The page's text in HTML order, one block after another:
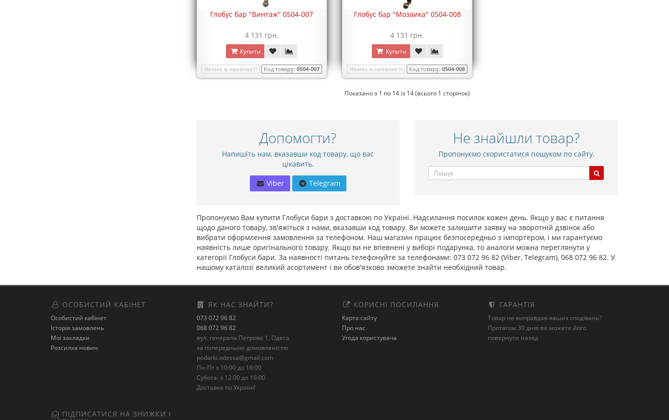
Глобус бар "Винтаж" 0504-007
4 131 грн.
Купити
Немає в наявності Код товару: 0504-007
Глобус бар "Мозаика" 0504-008
4 131 грн.
Купити
Немає в наявності Код товару:0504-008
Показано з 1 по 14 із 14 (всього 1 сторінок)
Допомогти?
Напишіть нам, вказавши код товару, що вас
цікавить.
Viber Telegram
Не знайшли товар?
Пропонуємо скористатися пошуком по сайту.
Пропонуємо Вам купити Глобуси бари з доставкою по Україні. Надсилання посилок кожен день. Якщо у вас є питання
щодо даного товару, зв'яжіться з нами, вказавши код товару. Ви можете залишити заявку на зворотній дзвінок або
вибрати оформлення замовлення за телефоном. Наш магазин працює безпосередньо з імпортером, і ми гарантуємо
наявність лише оригінального товару. Якщо ви не впевнені у виборі подарунка, то аналоги можна переглянути у
категорії Глобуси бари. За наявності питань телефонуйте за телефонами: 073 072 96 82 (Viber, Telegram), 068 072 96 82. У
нашому каталозі великий асортимент і ви обов'язково зможете знайти необхідний товар.
ОСОБИСТИЙ КАБІНЕТ
Особистий кабінет
Історія замовлень
Мої закладки
Розсилка новин
ЯК НАС ЗНАЙТИ?
073 072 96 82
068 072 96 82
вул. генерала Петрова 1, Одеса
за попередньою домовленістю
podarki.odessa@gmail.com
Пн-Пт з 10:00 до 16:00
Субота: з 12:00 до 16:00
Доставка по Україні!
КОРИСНІ ПОСИЛАННЯ
Карта сайту
Про нас
Угода користувача
ГАРАНТІЯ
Товар не виправдав ваших сподівань?
Протягом 30 днів ви можете його
повернути назад
ПІДПИСАТИСЯ НА ЗНИЖКИ І